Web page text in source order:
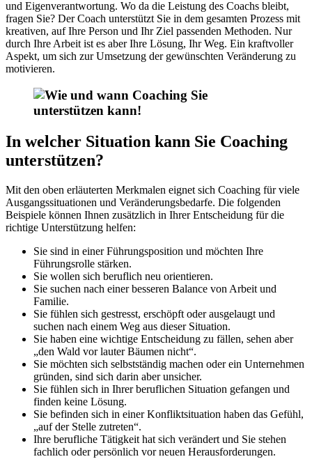
und Eigenverantwortung. Wo da die Leistung des Coachs bleibt,
fragen Sie? Der Coach unterstützt Sie in dem gesamten Prozess mit
kreativen, auf Ihre Person und Ihr Ziel passenden Methoden. Nur
durch Ihre Arbeit ist es aber Ihre Lösung, Ihr Weg. Ein kraftvoller
Aspekt, um sich zur Umsetzung der gewünschten Veränderung zu
motivieren.
In welcher Situation kann Sie Coaching
unterstützen?
Mit den oben erläuterten Merkmalen eignet sich Coaching für viele
Ausgangssituationen und Veränderungsbedarfe. Die folgenden
Beispiele können Ihnen zusätzlich in Ihrer Entscheidung für die
richtige Unterstützung helfen:
Sie sind in einer Führungsposition und möchten Ihre
Führungsrolle stärken.
Sie wollen sich beruflich neu orientieren.
Sie suchen nach einer besseren Balance von Arbeit und
Familie.
Sie fühlen sich gestresst, erschöpft oder ausgelaugt und
suchen nach einem Weg aus dieser Situation.
Sie haben eine wichtige Entscheidung zu fällen, sehen aber
„den Wald vor lauter Bäumen nicht“.
Sie möchten sich selbstständig machen oder ein Unternehmen
gründen, sind sich darin aber unsicher.
Sie fühlen sich in Ihrer beruflichen Situation gefangen und
finden keine Lösung.
Sie befinden sich in einer Konfliktsituation haben das Gefühl,
„auf der Stelle zutreten“.
Ihre berufliche Tätigkeit hat sich verändert und Sie stehen
fachlich oder persönlich vor neuen Herausforderungen.